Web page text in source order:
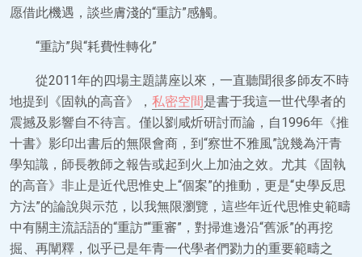
愿借此機遇，談些膚淺的“重訪”感觸。
“重訪”與“耗費性轉化”
從2011年的四場主題講座以來，一直聽聞很多師友不時
地提到《固執的高音》， 私密空間是書于我這一世代學者的
震撼及影響自不待言。僅以劉咸炘研討而論，自1996年《推
十書》影印出書后的無限會商，到“察世不雅風”說幾為汗青
學知識，師長教師之報告或起到火上加油之效。尤其《固執
的高音》非止是近代思惟史上“個案”的推動，更是“史學反思
方法”的論說與示范，以我無限瀏覽，這些年近代思惟史範疇
中有關主流話語的“重訪”“重審”，對掃進邊沿“舊派”的再挖
掘、再闡釋，似乎已是年青一代學者們勠力的重要範疇之